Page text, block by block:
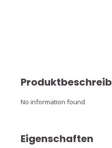
No information found
Eigenschaften